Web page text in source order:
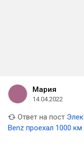
Мария
14.04.2022
Ответ на пост
Benz проехал 1000